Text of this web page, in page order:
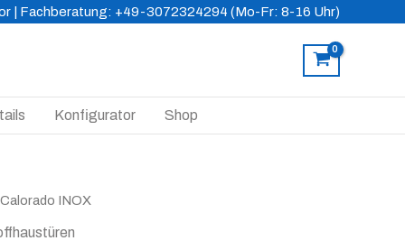
| Fachberatung: +49-3072324294 (Mo-Fr: 8-16 Uhr)
Konfigurator Shop
INOX